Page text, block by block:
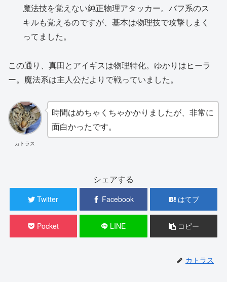
魔法技を覚えない純正物理アタッカー。バフ系のス
キルも覚えるのですが、基本は物理技で攻撃しまく
ってました。
この通り、真田とアイギスは物理特化。ゆかりはヒーラ
ー。魔法系は主人公だよりで戦っていました。
カトラス
時間はめちゃくちゃかかりましたが、非常に
面白かったです。
シェアする
Twitter Facebook はてブ
Pocket LINE コピー
カトラス